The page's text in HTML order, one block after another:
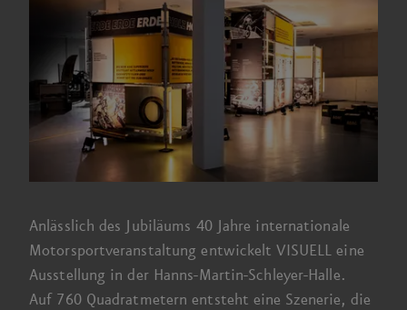
Anlässlich des Jubiläums 40 Jahre internationale
Motor­sport­veranstaltung entwickelt VISUELL eine
Ausstellung in der Hanns-Martin-Schleyer-Halle.
Auf 760 Quadrat­metern entsteht eine Szenerie, die